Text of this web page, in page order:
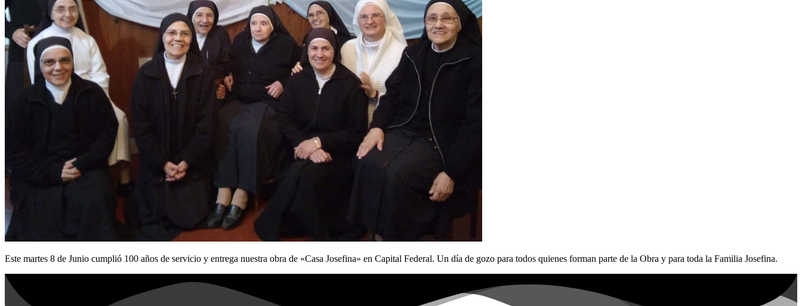
Este martes 8 de Junio cumplió 100 años de servicio y entrega nuestra obra de «Casa Josefina» en Capital Federal. Un día de gozo para todos quienes forman parte de la Obra y para toda la Familia Josefina.